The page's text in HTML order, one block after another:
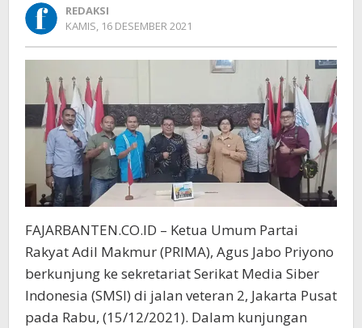
Penerbitan
Aset
Digital
REDAKSI
KAMIS, 16 DESEMBER 2021
FAJARBANTEN.CO.ID – Ketua Umum Partai
Rakyat Adil Makmur (PRIMA), Agus Jabo Priyono
berkunjung ke sekretariat Serikat Media Siber
Indonesia (SMSI) di jalan veteran 2, Jakarta Pusat
pada Rabu, (15/12/2021). Dalam kunjungan